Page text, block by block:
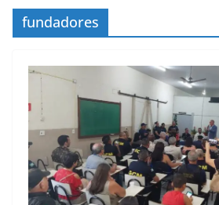
fundadores